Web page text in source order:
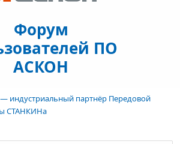
Форум
ПО
АСКОН
индустриальный партнёр Передовой
СТАНКИНа